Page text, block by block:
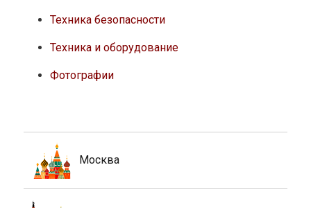
Техника безопасности
Техника и оборудование
Фотографии
Москва